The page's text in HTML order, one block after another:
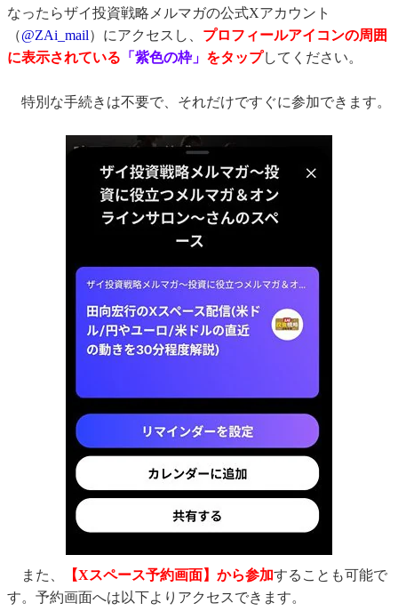
なったらザイ投資戦略メルマガの公式Xアカウント
（@ZAi_mail）にアクセスし、 プロフィールアイコンの周囲
に表示されている 「紫色の枠」 をタップしてください。
特別な手続きは不要で、それだけですぐに参加できます。
また、 【Xスペース予約画面】 から参加することも可能で
す。予約画面へは以下よりアクセスできます。